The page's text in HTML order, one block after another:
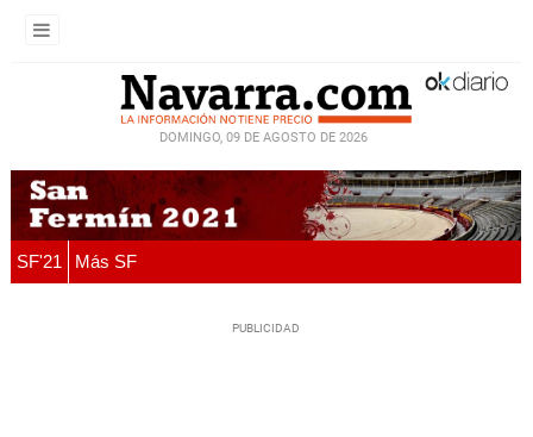
DOMINGO, 09 DE AGOSTO DE 2026
SF'21 Más SF